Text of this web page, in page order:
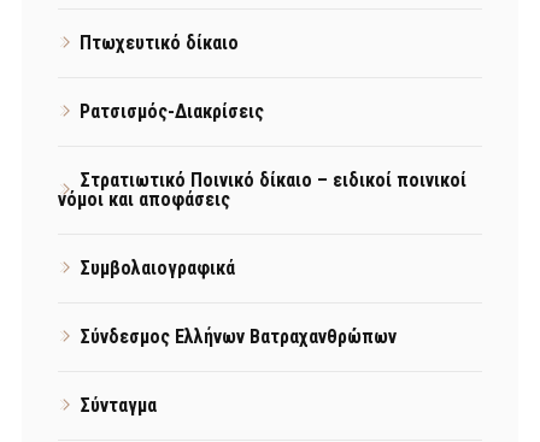
Πτωχευτικό δίκαιο
Ρατσισμός-Διακρίσεις
Στρατιωτικό Ποινικό δίκαιο – ειδικοί ποινικοί
νόμοι και αποφάσεις
Συμβολαιογραφικά
Σύνδεσμος Ελλήνων Βατραχανθρώπων
Σύνταγμα